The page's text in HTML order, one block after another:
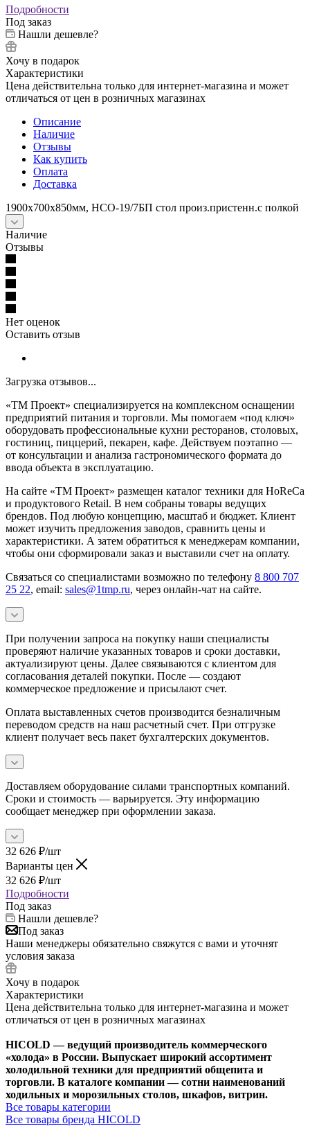
Подробности
Под заказ
Нашли дешевле?
Хочу в подарок
Характеристики
Цена действительна только для интернет-магазина и может
отличаться от цен в розничных магазинах
Описание
Наличие
Отзывы
Как купить
Оплата
Доставка
1900х700х850мм, НСО-19/7БП стол произ.пристенн.с полкой
Наличие
Отзывы
Нет оценок
Оставить отзыв
Загрузка отзывов...
«ТМ Проект» специализируется на комплексном оснащении
предприятий питания и торговли. Мы помогаем «под ключ»
оборудовать профессиональные кухни ресторанов, столовых,
гостиниц, пиццерий, пекарен, кафе. Действуем поэтапно —
от консультации и анализа гастрономического формата до
ввода объекта в эксплуатацию.
На сайте «ТМ Проект» размещен каталог техники для HoReCa
и продуктового Retail. В нем собраны товары ведущих
брендов. Под любую концепцию, масштаб и бюджет. Клиент
может изучить предложения заводов, сравнить цены и
характеристики. А затем обратиться к менеджерам компании,
чтобы они сформировали заказ и выставили счет на оплату.
Связаться со специалистами возможно по телефону 8 800 707
25 22, email: sales@1tmp.ru, через онлайн-чат на сайте.
При получении запроса на покупку наши специалисты
проверяют наличие указанных товаров и сроки доставки,
актуализируют цены. Далее связываются с клиентом для
согласования деталей покупки. После — создают
коммерческое предложение и присылают счет.
Оплата выставленных счетов производится безналичным
переводом средств на наш расчетный счет. При отгрузке
клиент получает весь пакет бухгалтерских документов.
Доставляем оборудование силами транспортных компаний.
Сроки и стоимость — варьируется. Эту информацию
сообщает менеджер при оформлении заказа.
32 626 ₽/шт
Варианты цен
32 626 ₽/шт
Подробности
Под заказ
Нашли дешевле?
Под заказ
Наши менеджеры обязательно свяжутся с вами и уточнят
условия заказа
Хочу в подарок
Характеристики
Цена действительна только для интернет-магазина и может
отличаться от цен в розничных магазинах
HICOLD — ведущий производитель коммерческого
«холода» в России. Выпускает широкий ассортимент
холодильной техники для предприятий общепита и
торговли. В каталоге компании — сотни наименований
ходильных и морозильных столов, шкафов, витрин.
Все товары категории
Все товары бренда HICOLD